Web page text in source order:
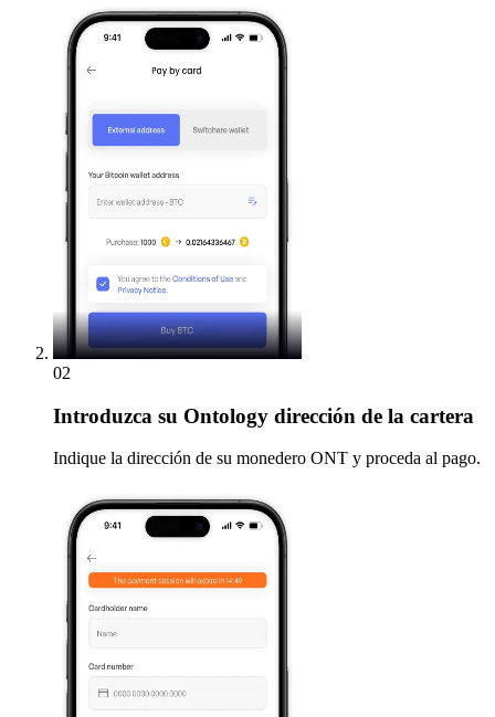
02
Introduzca su Ontology dirección de la cartera
Indique la dirección de su monedero ONT y proceda al pago.